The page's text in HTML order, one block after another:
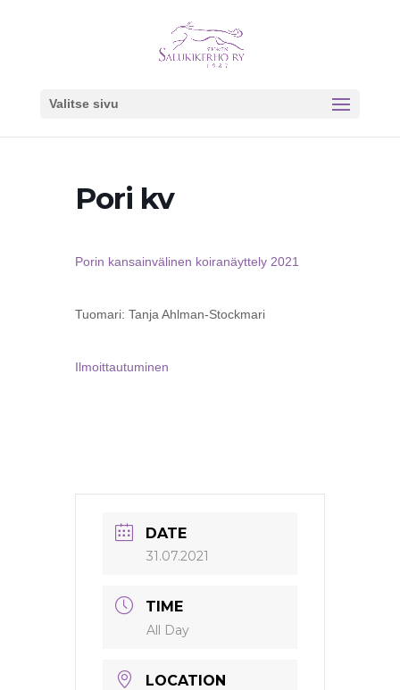
Valitse sivu
Pori kv
Porin kansainvälinen koiranäyttely 2021
Tuomari: Tanja Ahlman-Stockmari
Ilmoittautuminen
DATE
31.07.2021
TIME
All Day
LOCATION